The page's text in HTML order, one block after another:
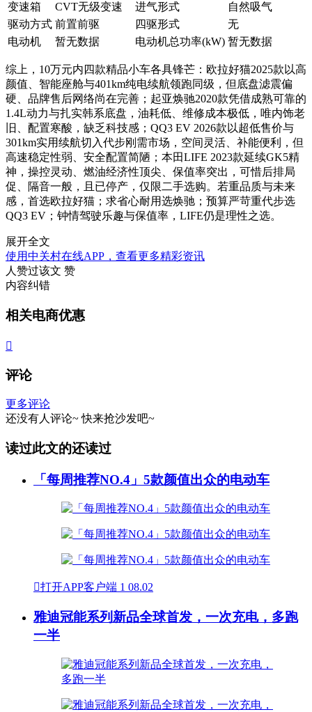
变速箱
CVT无级变速 进气形式
自然吸气
驱动方式 前置前驱 四驱形式
无
电动机
暂无数据 电动机总功率(kW) 暂无数据
综上，10万元内四款精品小车各具锋芒：欧拉好猫2025款以高
颜值、智能座舱与401km纯电续航领跑同级，但底盘滤震偏
硬、品牌售后网络尚在完善；起亚焕驰2020款凭借成熟可靠的
1.4L动力与扎实韩系底盘，油耗低、维修成本极低，唯内饰老
旧、配置寒酸，缺乏科技感；QQ3 EV 2026款以超低售价与
301km实用续航切入代步刚需市场，空间灵活、补能便利，但
高速稳定性弱、安全配置简陋；本田LIFE 2023款延续GK5精
神，操控灵动、燃油经济性顶尖、保值率突出，可惜后排局
促、隔音一般，且已停产，仅限二手选购。若重品质与未来
感，首选欧拉好猫；求省心耐用选焕驰；预算严苛重代步选
QQ3 EV；钟情驾驶乐趣与保值率，LIFE仍是理性之选。
展开全文
使用中关村在线APP，查看更多精彩资讯
人赞过该文 赞
内容纠错
相关电商优惠

评论
更多评论
还没有人评论~ 快来抢沙发吧~
读过此文的还读过
「每周推荐NO.4」5款颜值出众的电动车
打开APP客户端 1 08.02
雅迪冠能系列新品全球首发，一次充电，多跑
一半